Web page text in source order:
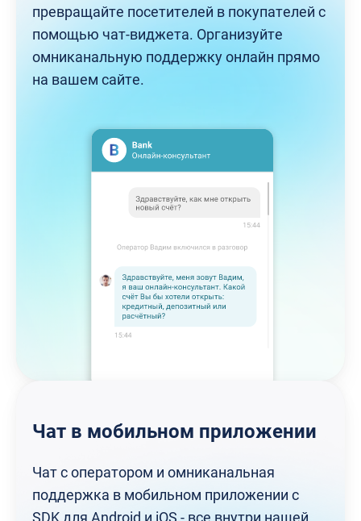
превращайте посетителей в покупателей с
помощью чат-виджета. Организуйте
омниканальную поддержку онлайн прямо
на вашем сайте.
Чат в мобильном приложении
Чат с оператором и омниканальная
поддержка в мобильном приложении с
SDK для Android и iOS - все внутри нашей